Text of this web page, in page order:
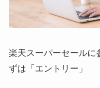
楽天スーパーセールに
ずは「エントリー」